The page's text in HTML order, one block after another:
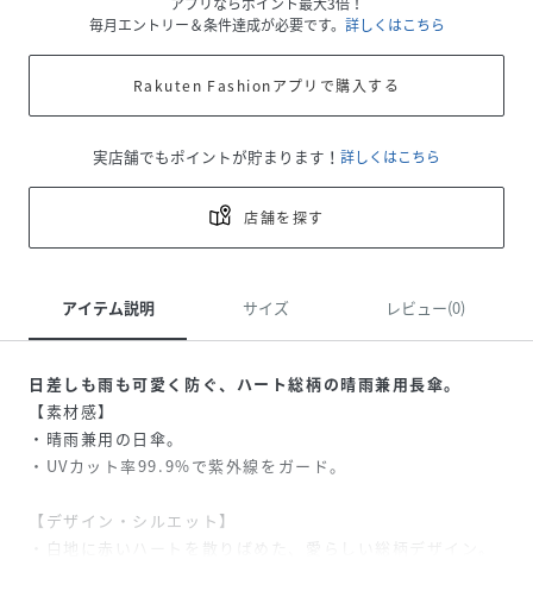
毎月エントリー＆条件達成が必要です。 詳しくはこちら
Rakuten Fashionアプリで購入する
実店舗でもポイントが貯まります！ 詳しくはこちら
店舗を探す
アイテム説明 サイズ レビュー(0)
日差しも雨も可愛く防ぐ、ハート総柄の晴雨兼用長傘。
【素材感】
・晴雨兼用の日傘。
・UVカット率99.9%で紫外線をガード。
【デザイン・シルエット】
・白地に赤いハートを散りばめた、愛らしい総柄デザイン。